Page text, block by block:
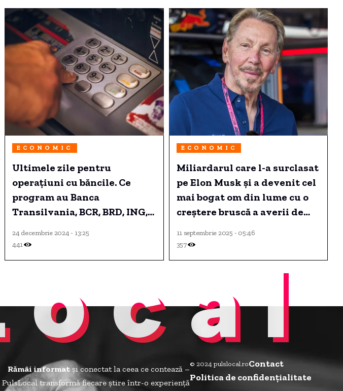
ECONOMIC
Ultimele zile pentru
operațiuni cu băncile. Ce
program au Banca
Transilvania, BCR, BRD, ING,
Intesa și ceilalți creditori în
24 decembrie 2024 - 13:25
441
ECONOMIC
Miliardarul care l-a surclasat
pe Elon Musk și a devenit cel
mai bogat om din lume cu o
creștere bruscă a averii de
11 septembrie 2025 - 05:46
357
Rămâi informatși conectat la ceea ce contează –
PulsLocal transformă fiecare știre într-o experiență
© 2024 pulslocal.roContact
Politica de confidenţialitate